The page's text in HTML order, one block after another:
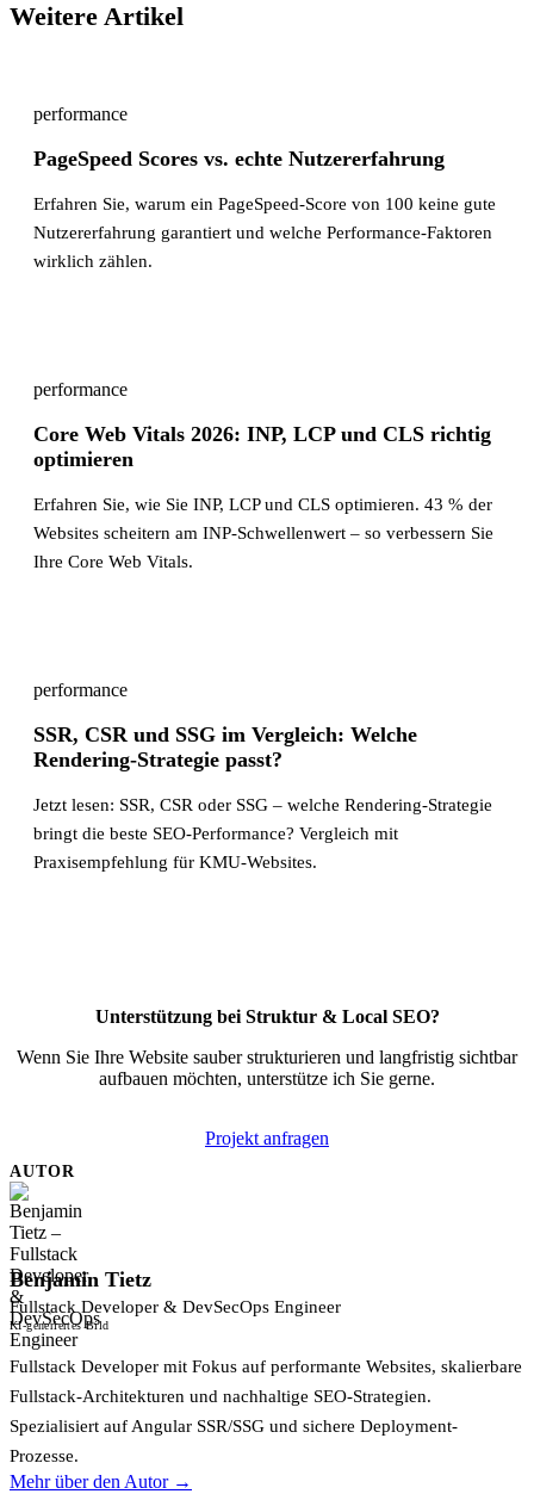
Weitere Artikel
performance
PageSpeed Scores vs. echte Nutzererfahrung
Erfahren Sie, warum ein PageSpeed-Score von 100 keine gute
Nutzererfahrung garantiert und welche Performance-Faktoren
wirklich zählen.
performance
Core Web Vitals 2026: INP, LCP und CLS richtig
optimieren
Erfahren Sie, wie Sie INP, LCP und CLS optimieren. 43 % der
Websites scheitern am INP-Schwellenwert – so verbessern Sie
Ihre Core Web Vitals.
performance
SSR, CSR und SSG im Vergleich: Welche
Rendering-Strategie passt?
Jetzt lesen: SSR, CSR oder SSG – welche Rendering-Strategie
bringt die beste SEO-Performance? Vergleich mit
Praxisempfehlung für KMU-Websites.
Unterstützung bei Struktur & Local SEO?
Wenn Sie Ihre Website sauber strukturieren und langfristig sichtbar
aufbauen möchten, unterstütze ich Sie gerne.
Projekt anfragen
AUTOR
Benjamin Tietz
Fullstack Developer & DevSecOps Engineer
KI-generiertes Bild
Fullstack Developer mit Fokus auf performante Websites, skalierbare
Fullstack-Architekturen und nachhaltige SEO-Strategien.
Spezialisiert auf Angular SSR/SSG und sichere Deployment-
Prozesse.
Mehr über den Autor →